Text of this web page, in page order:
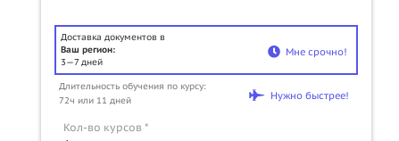
Доставка документов в
Ваш регион:
3—7 дней
Мне срочно!
Длительность обучения по курсу:
72ч или 11 дней
Нужно быстрее!
Кол-во курсов *